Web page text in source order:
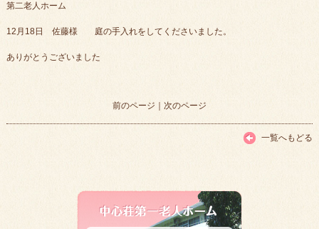
第二老人ホーム
12月18日 佐藤様 庭の手入れをしてくださいました。
ありがとうございました
前のページ ｜ 次のページ
一覧へもどる